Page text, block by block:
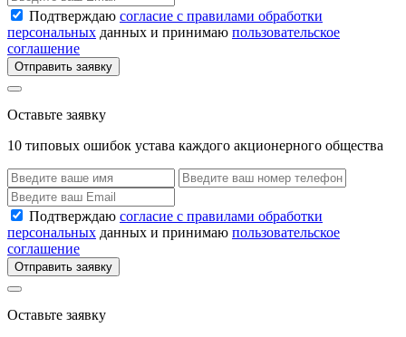
Подтверждаю согласие с правилами обработки
персональных данных и принимаю пользовательское
соглашение
Отправить заявку
Оставьте заявку
10 типовых ошибок устава каждого акционерного общества
Подтверждаю согласие с правилами обработки
персональных данных и принимаю пользовательское
соглашение
Отправить заявку
Оставьте заявку